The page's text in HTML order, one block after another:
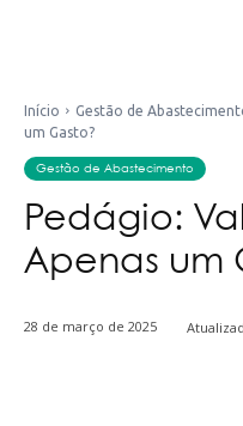
Início Gestão de
um Gasto?
Gestão de Abastecimento
Pedágio:
Apenas um
28 de março de 2025